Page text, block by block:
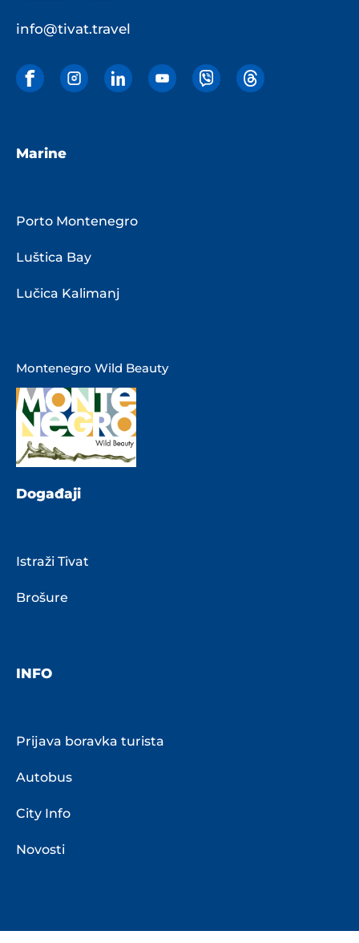
info@tivat.travel
Marine
Porto Montenegro
Luštica Bay
Lučica Kalimanj
Montenegro Wild Beauty
Događaji
Istraži Tivat
Brošure
INFO
Prijava boravka turista
Autobus
City Info
Novosti